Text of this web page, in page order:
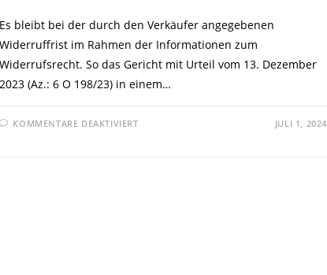
Es bleibt bei der durch den Verkäufer angegebenen
Widerruffrist im Rahmen der Informationen zum
Widerrufsrecht. So das Gericht mit Urteil vom 13. Dezember
2023 (Az.: 6 O 198/23) in einem…
KOMMENTARE DEAKTIVIERTFÜR JULI 1, 2024